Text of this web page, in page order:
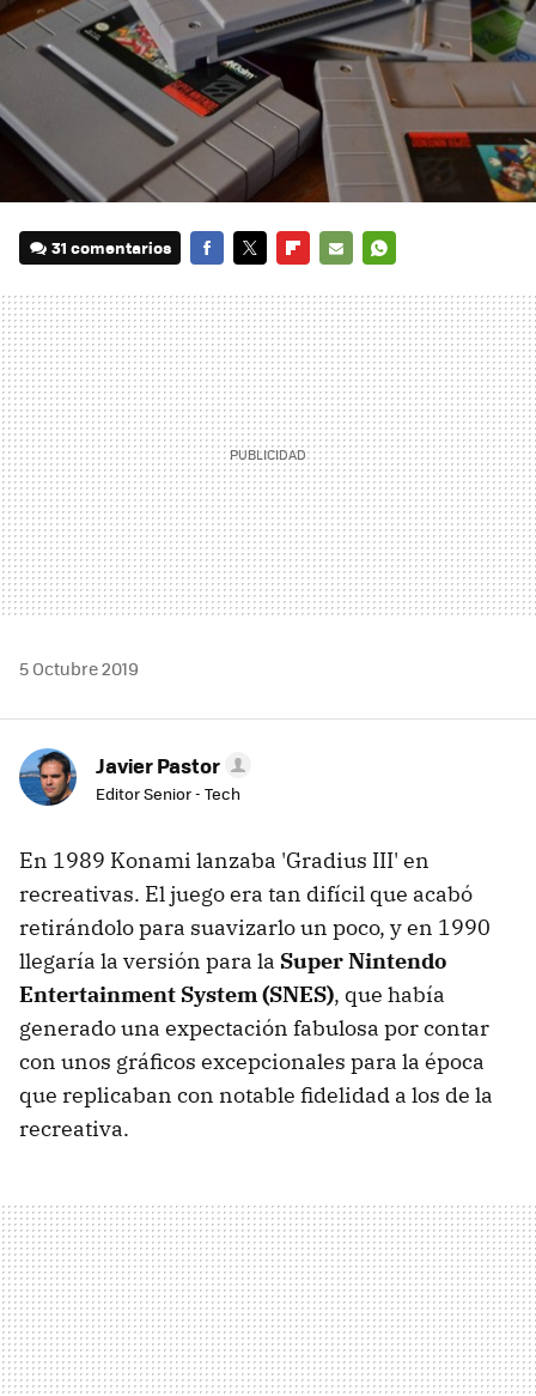
31 comentarios
MAIL
5 Octubre 2019
Javier Pastor
Editor Senior - Tech
En 1989 Konami lanzaba 'Gradius III' en
recreativas. El juego era tan difícil que acabó
retirándolo para suavizarlo un poco, y en 1990
llegaría la versión para la Super Nintendo
Entertainment System (SNES), que había
generado una expectación fabulosa por contar
con unos gráficos excepcionales para la época
que replicaban con notable fidelidad a los de la
recreativa.